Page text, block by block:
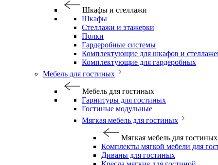
Шкафы и стеллажи
Шкафы
Стеллажи и этажерки
Полки
Гардеробные системы
Комплектующие для шкафов и
Комплектующие для гардеробных
Мебель для гостиных
Мебель для гостиных
Гарнитуры для гостиных
Гостиные модульные
Мягкая мебель для гостиных
Мягкая мебель для гостиных
Комплекты мягкой мебели для
Диваны для гостиных